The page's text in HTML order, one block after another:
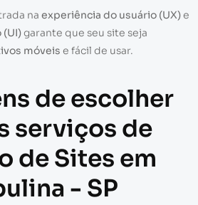
na experiência do usuário (UX)e
(UI)garante que seu site seja
móveis e fácil de usar.
de escolher
serviços de
de Sites em
- SP